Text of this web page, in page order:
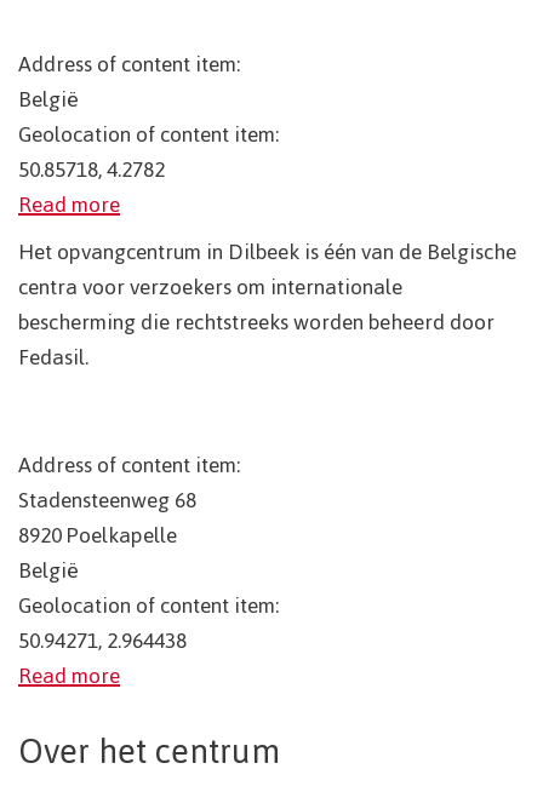
Address of content item:
België
Geolocation of content item:
50.85718, 4.2782
Read more
Het opvangcentrum in Dilbeek is één van de Belgische
centra voor verzoekers om internationale
bescherming die rechtstreeks worden beheerd door
Fedasil.
Address of content item:
Stadensteenweg 68
8920Poelkapelle
België
Geolocation of content item:
50.94271, 2.964438
Read more
Over het centrum